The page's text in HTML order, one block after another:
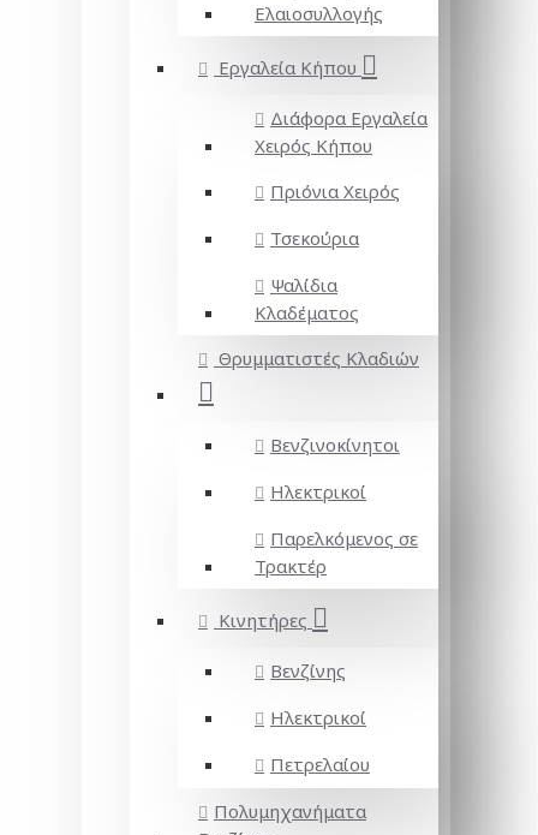
Ελαιοσυλλογής
Εργαλεία Κήπου
Διάφορα Εργαλεία
Χειρός Κήπου
Πριόνια Χειρός
Τσεκούρια
Ψαλίδια
Κλαδέματος
Θρυμματιστές Κλαδιών
Βενζινοκίνητοι
Ηλεκτρικοί
Παρελκόμενος σε
Τρακτέρ
Κινητήρες
Βενζίνης
Ηλεκτρικοί
Πετρελαίου
Πολυμηχανήματα